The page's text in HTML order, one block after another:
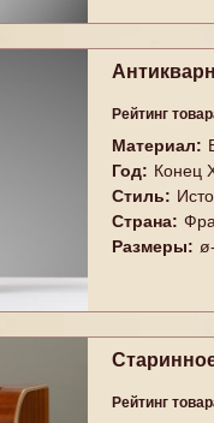
Рейтинг
Материал:
Год: Конец
Стиль:
Страна:
Размеры:
Рейтинг